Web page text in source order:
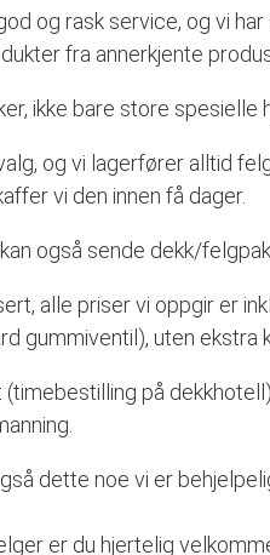
og rask service, og vi
fra annerkjente
ikke bare store
og vi lagerfører alltid
vi den innen få dager.
også sende dekk/
alle priser vi oppgir er
gummiventil), uten
på
dette noe vi er
er du hjertelig